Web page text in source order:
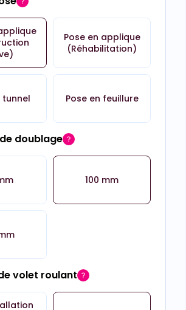
Pose en applique
(Réhabilitation)
tunnel Pose en feuillure
doublage
100 mm
volet roulant